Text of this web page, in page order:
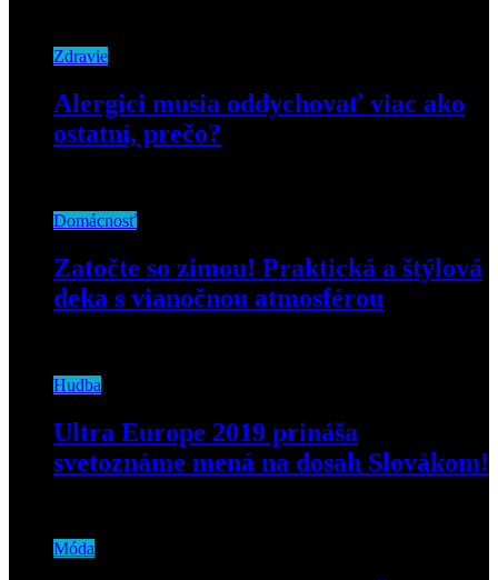
Zdravie
Alergici musia oddychovať viac ako
ostatní, prečo?
Domácnosť
Zatočte so zimou! Praktická a štýlová
deka s vianočnou atmosférou
Hudba
Ultra Europe 2019 prináša
svetoznáme mená na dosah Slovákom!
Móda